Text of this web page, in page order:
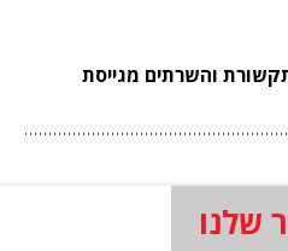
והשרתים מגייסת
שלנו